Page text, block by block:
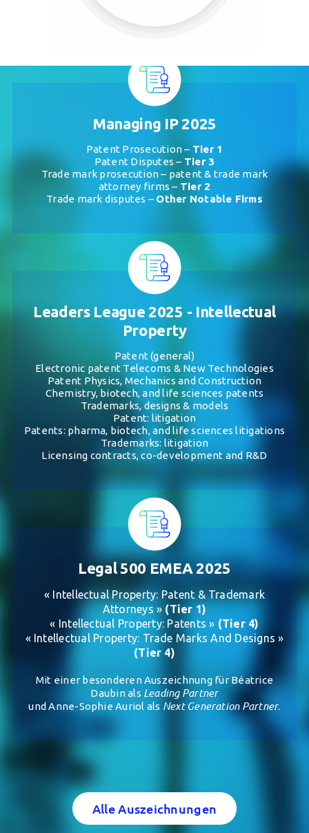
Managing IP 2025
Patent Prosecution – Tier 1
Patent Disputes – Tier 3
Trade mark prosecution – patent & trade mark
attorney firms – Tier 2
Trade mark disputes – Other Notable Firms
Leaders League 2025 - Intellectual
Property
Patent (general)
Electronic patent Telecoms & New Technologies
Patent Physics, Mechanics and Construction
Chemistry, biotech, and life sciences patents
Trademarks, designs & models
Patent: litigation
Patents: pharma, biotech, and life sciences litigations
Trademarks: litigation
Licensing contracts, co-development and R&D
Legal 500 EMEA 2025
« Intellectual Property: Patent & Trademark
Attorneys » (Tier 1)
« Intellectual Property: Patents » (Tier 4)
« Intellectual Property: Trade Marks And Designs »
(Tier 4)
Mit einer besonderen Auszeichnung für Béatrice
Daubin als Leading Partner
und Anne-Sophie Auriol als Next Generation Partner.
Alle Auszeichnungen